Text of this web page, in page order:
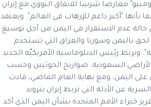
معارضا شرسا للاتفاق النووي مع إيران
بأنها "أكبر داعم للإرهاب في العالم". ويعتقد
حالة عدم الاستقرار في اليمن من أجل توسيع
باليمن وسوريا والعراق التي تستخدم
رئيس الدبلوماسية الأمريكيَّة الجديد
الأراضي السعودية. صواريخ الحوثيين وحسب
اليمن، ومع نهاية العام الماضي، قادت
عن الأدلة التي تربط إيران بتزويد
خبراء الأمم المتحدة بشأن اليمن الذي أكد